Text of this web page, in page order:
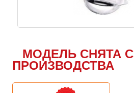
МОДЕЛЬ СНЯТА С
ПРОИЗВОДСТВА